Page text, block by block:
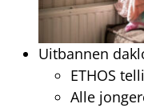
Uitbannen
ETHOS
Alle